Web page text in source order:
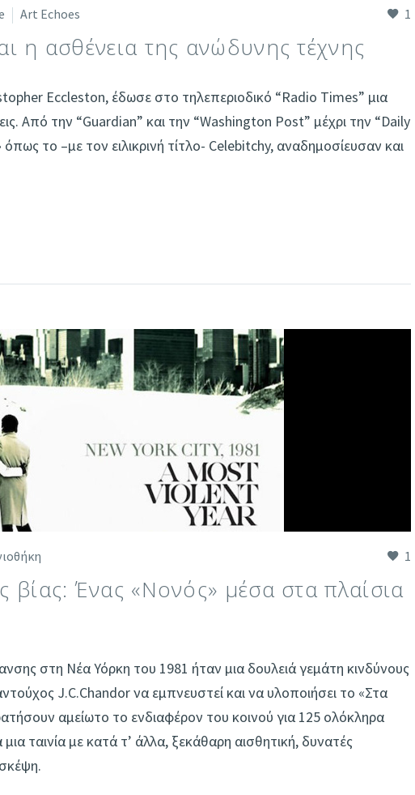
1
Art Echoes
η ασθένεια της ανώδυνης τέχνης
Eccleston, έδωσε στo τηλεπεριοδικό “Radio Times” μια
Από την “Guardian” και την “Washington Post” μέχρι την “Daily
το –με τον ειλικρινή τίτλο- Celebitchy, αναδημοσίευσαν και
1
βίας: Ένας «Νονός» μέσα στα πλαίσια
στη Νέα Υόρκη του 1981 ήταν μια δουλειά γεμάτη κινδύνους
J.C.Chandor να εμπνευστεί και να υλοποιήσει το «Στα
αμείωτο το ενδιαφέρον του κοινού για 125 ολόκληρα
ταινία με κατά τ’ άλλα, ξεκάθαρη αισθητική, δυνατές